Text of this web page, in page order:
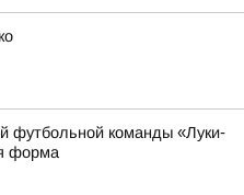
футбольной команды «Луки-
форма